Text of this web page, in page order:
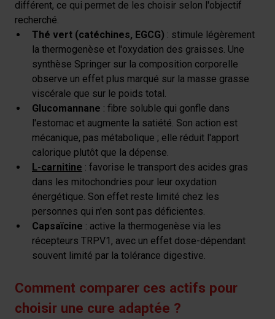
différent, ce qui permet de les choisir selon l'objectif
recherché.
Thé vert (catéchines, EGCG) : stimule légèrement
la thermogenèse et l'oxydation des graisses. Une
synthèse Springer sur la composition corporelle
observe un effet plus marqué sur la masse grasse
viscérale que sur le poids total.
Glucomannane : fibre soluble qui gonfle dans
l'estomac et augmente la satiété. Son action est
mécanique, pas métabolique ; elle réduit l'apport
calorique plutôt que la dépense.
L-carnitine : favorise le transport des acides gras
dans les mitochondries pour leur oxydation
énergétique. Son effet reste limité chez les
personnes qui n'en sont pas déficientes.
Capsaïcine : active la thermogenèse via les
récepteurs TRPV1, avec un effet dose-dépendant
souvent limité par la tolérance digestive.
Comment comparer ces actifs pour
choisir une cure adaptée ?